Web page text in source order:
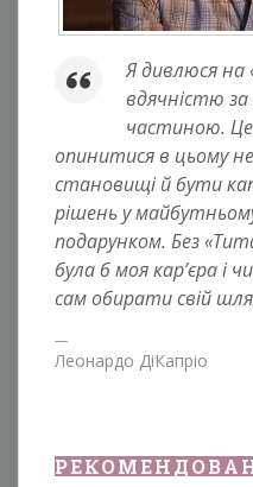
Я дивлюся на
вдячністю
частиною. Це
опинитися в цьому
становищі й бути
рішень у
подарунком. Без
була б моя кар’єра і
сам обирати свій
Леонардо ДіКапріо